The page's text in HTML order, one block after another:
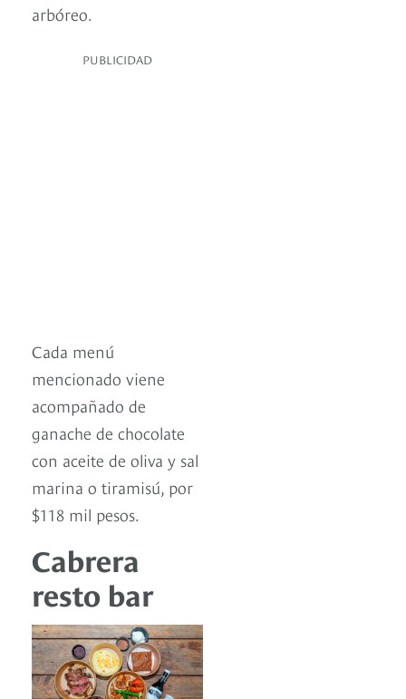
arbóreo.
PUBLICIDAD
Cada menú
mencionado viene
acompañado de
ganache de chocolate
con aceite de oliva y sal
marina o tiramisú, por
$118 mil pesos.
Cabrera
resto bar